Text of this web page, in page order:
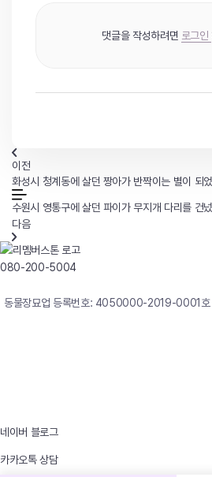
댓글을 작성하려면 로그인
이전
화성시 청계동에 살던 짱아가 반짝이는 별이 되
수원시 영통구에 살던 파이가 무지개 다리를 건
다음
080-200-5004
동물장묘업 등록번호: 4050000-2019-0001호
네이버 블로그
카카오톡 상담